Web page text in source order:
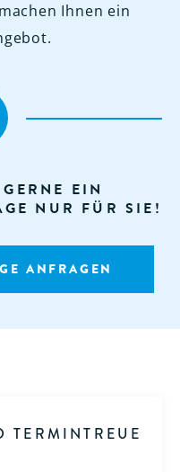
Ihnen ein
EIN
NUR FÜR SIE!
ANFRAGEN
TERMINTREUE